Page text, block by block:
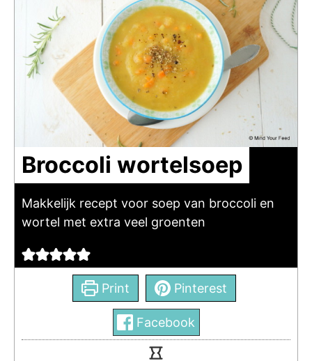
Broccoli wortelsoep
Makkelijk recept voor soep van broccoli en
wortel met extra veel groenten
Print Pinterest
Facebook